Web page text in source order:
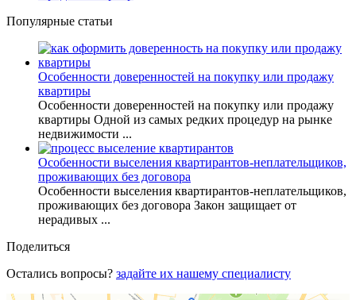
Популярные статьи
Особенности доверенностей на покупку или продажу
квартиры
Особенности доверенностей на покупку или продажу
квартиры Одной из самых редких процедур на рынке
недвижимости ...
Особенности выселения квартирантов-неплательщиков,
проживающих без договора
Особенности выселения квартирантов-неплательщиков,
проживающих без договора Закон защищает от
нерадивых ...
Поделиться
Остались вопросы? задайте их нашему специалисту